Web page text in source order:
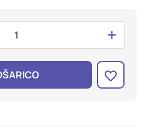
brskalnika in naprave. Če
ne boste deležni našega